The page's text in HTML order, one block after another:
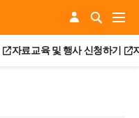
자료교육 및 행사 신청하기